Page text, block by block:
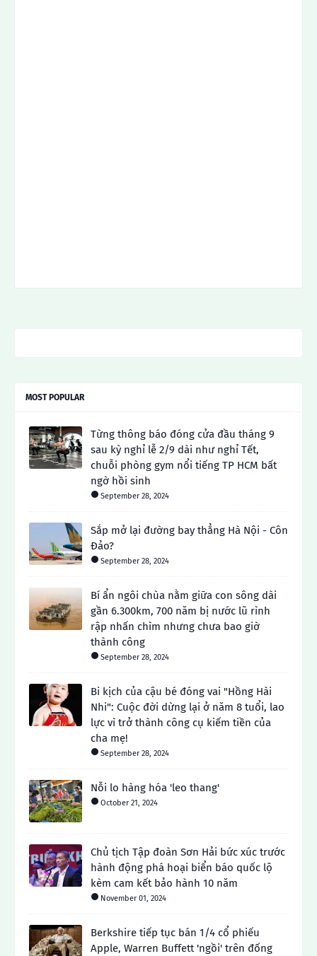
MOST POPULAR
Từng thông báo đóng cửa đầu tháng 9
sau kỳ nghỉ lễ 2/9 dài như nghỉ Tết,
chuỗi phòng gym nổi tiếng TP HCM bất
ngờ hồi sinh
September 28, 2024
Sắp mở lại đường bay thẳng Hà Nội - Côn
Đảo?
September 28, 2024
Bí ẩn ngôi chùa nằm giữa con sông dài
gần 6.300km, 700 năm bị nước lũ rình
rập nhấn chìm nhưng chưa bao giờ
thành công
September 28, 2024
Bi kịch của cậu bé đóng vai "Hồng Hài
Nhi": Cuộc đời dừng lại ở năm 8 tuổi, lao
lực vì trở thành công cụ kiếm tiền của
cha mẹ!
September 28, 2024
Nỗi lo hàng hóa 'leo thang'
October 21, 2024
Chủ tịch Tập đoàn Sơn Hải bức xúc trước
hành động phá hoại biển báo quốc lộ
kèm cam kết bảo hành 10 năm
November 01, 2024
Berkshire tiếp tục bán 1/4 cổ phiếu
Apple, Warren Buffett 'ngồi' trên đống